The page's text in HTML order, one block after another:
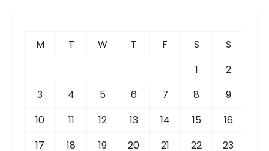
M T W T F S
S
1
2
3
4 5 6 7 8
9
10
11 12 13 14 15
16
17
18 19 20 21 22
23